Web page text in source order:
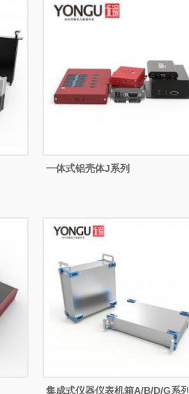
一体式铝壳体J系列
集成式仪器仪表机箱A/B/D/G系列